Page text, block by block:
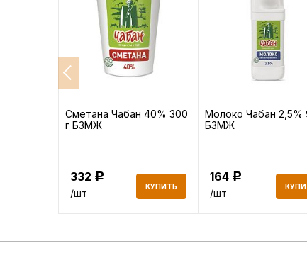
Сметана Чабан 40% 300
г БЗМЖ
332 Р
/шт
КУПИТЬ
Молоко Чабан 2,5%
БЗМЖ
164 Р
/шт